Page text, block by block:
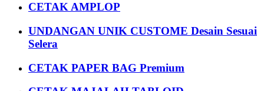
CETAK AMPLOP
UNDANGAN UNIK CUSTOME Desain Sesuai
Selera
CETAK PAPER BAG Premium